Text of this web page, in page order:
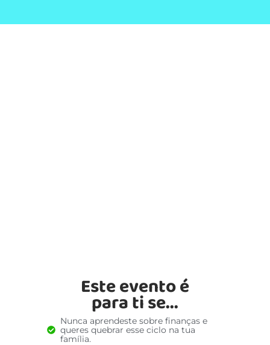
Este evento é
para ti se...
Nunca aprendeste sobre finanças e
queres quebrar esse ciclo na tua
família.